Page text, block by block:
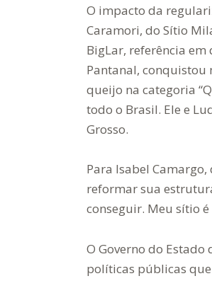
O impacto da
Caramori, do Sítio
BigLar, referência em
Pantanal, conquistou
queijo na categoria
todo o Brasil. Ele e
Grosso.
Para Isabel
reformar sua
conseguir. Meu sítio
O Governo do
políticas públicas